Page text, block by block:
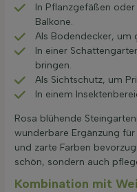
In Pflanzgefäßen
Balkone.
Als Bodendecker, um
In einer
bringen.
Als Sichtschutz, um
In einem
Rosa blühende
wunderbare Ergänzung
und zarte Farben
schön, sondern auch
Kombination mit